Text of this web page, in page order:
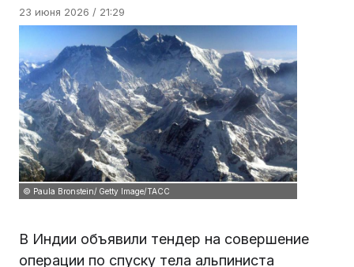
23 июня 2026 / 21:29
© Paula Bronstein/ Getty Image/ТАСС
В Индии объявили тендер на совершение
операции по спуску тела альпиниста